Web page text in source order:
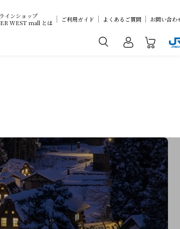
インショップ
WEST mall とは
ご利用ガイド よくあるご質問 お問い合わ